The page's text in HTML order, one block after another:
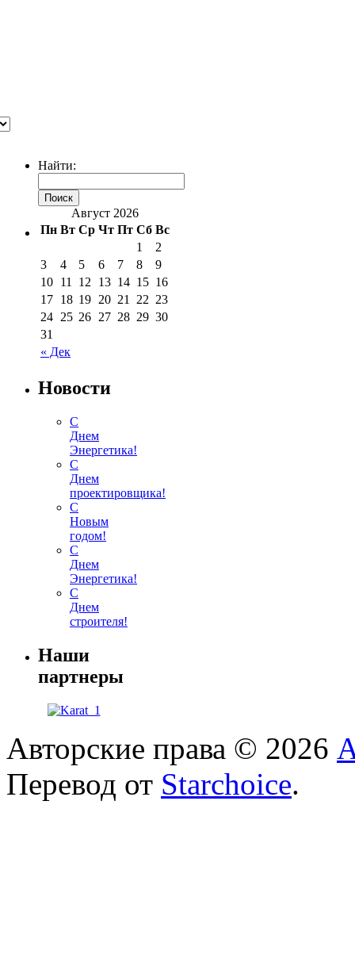
Найти:
Август 2026
Пн Вт Ср Чт Пт Сб Вс
« Дек
1
2
3
4 5 6 7 8
9
10 11 12 13 14 15 16
17 18 19 20 21 22 23
24 25 26 27 28 29 30
31
Новости
С
Днем
Энергетика!
С
Днем
проектировщика!
С
Новым
годом!
С
Днем
Энергетика!
С
Днем
строителя!
Наши
партнеры
Авторские права © 2026
Перевод от Starchoice.